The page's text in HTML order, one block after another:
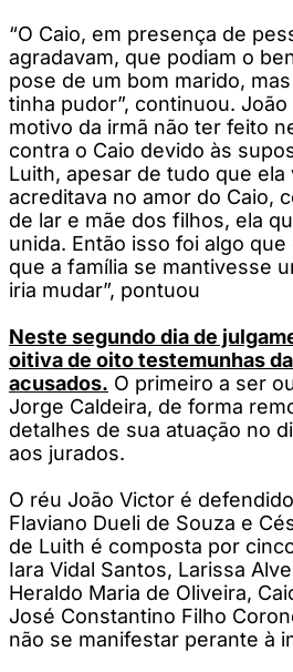
“O Caio, em presença de
agradavam, que podiam o
pose de um bom marido,
tinha pudor”, continuou.
motivo da irmã não ter feito
contra o Caio devido às
Luith, apesar de tudo que ela
acreditava no amor do Caio,
de lar e mãe dos filhos, ela
unida. Então isso foi algo
que a família se mantivesse
iria mudar”, pontuou
Neste segundo dia de
oitiva de oito testemunhas
acusados. O primeiro a ser
Jorge Caldeira, de forma
detalhes de sua atuação no
aos jurados.
O réu João Victor é
Flaviano Dueli de Souza e
de Luith é composta por
Iara Vidal Santos, Larissa
Heraldo Maria de Oliveira,
José Constantino Filho
não se manifestar perante à